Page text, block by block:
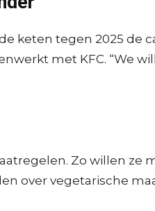
keten tegen 2025 de
met KFC. “We
Zo willen ze
over vegetarische